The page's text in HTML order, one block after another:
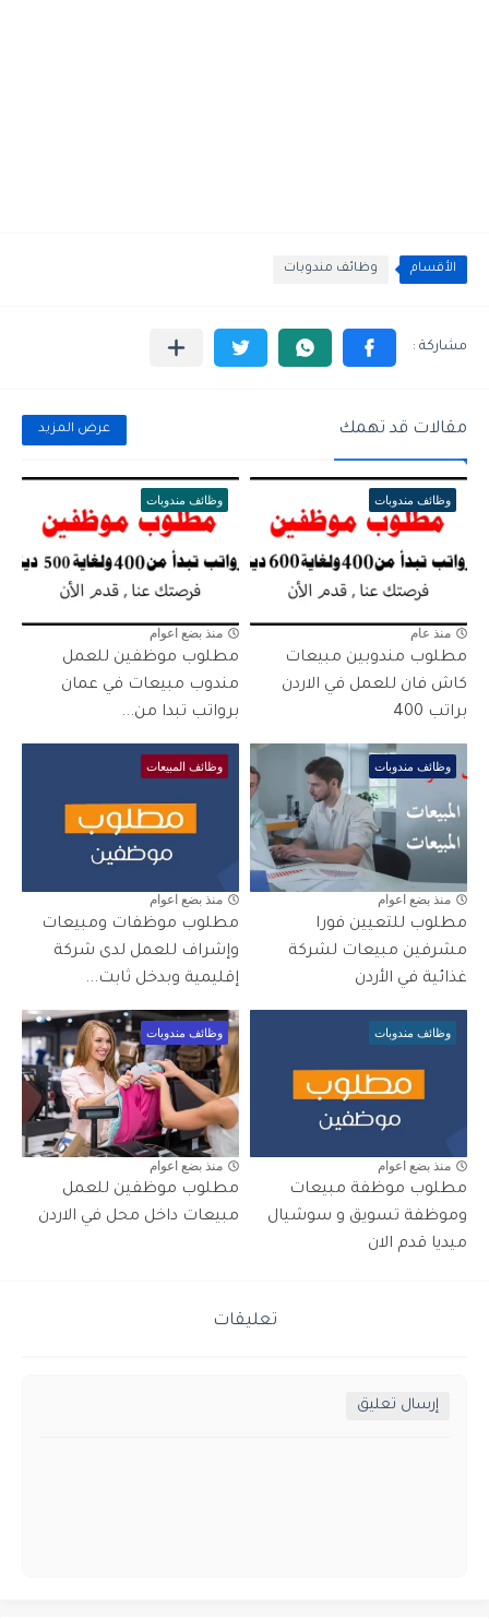
الأقسام وظائف مندوبات
مقالات قد تهمك عرض المزيد
وظائف مندوبات
منذ عام
مطلوب مندوبين مبيعات
كاش فان للعمل في الاردن
براتب 400
وظائف مندوبات
منذ بضع اعوام
مطلوب موظفين للعمل
مندوب مبيعات في عمان
برواتب تبدا من...
وظائف مندوبات
منذ بضع اعوام
مطلوب للتعيين فورا
مشرفين مبيعات لشركة
غذائية في الأردن
وظائف المبيعات
منذ بضع اعوام
مطلوب موظفات ومبيعات
وإشراف للعمل لدى شركة
إقليمية وبدخل ثابت...
وظائف مندوبات
منذ بضع اعوام
مطلوب موظفة مبيعات
وموظفة تسويق و سوشيال
ميديا قدم الان
وظائف مندوبات
منذ بضع اعوام
مطلوب موظفين للعمل
مبيعات داخل محل في الاردن
تعليقات
إرسال تعليق